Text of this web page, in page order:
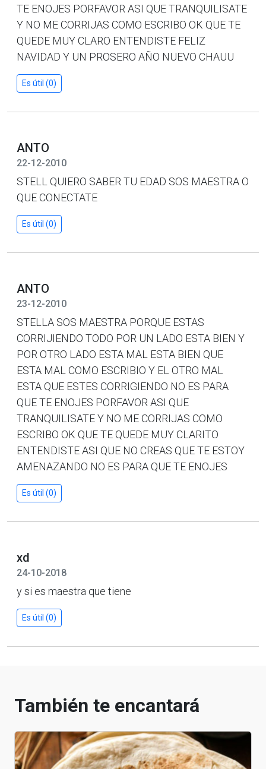
TE ENOJES PORFAVOR ASI QUE TRANQUILISATE
Y NO ME CORRIJAS COMO ESCRIBO OK QUE TE
QUEDE MUY CLARO ENTENDISTE FELIZ
NAVIDAD Y UN PROSERO AÑO NUEVO CHAUU
Es útil (0)
ANTO
22-12-2010
STELL QUIERO SABER TU EDAD SOS MAESTRA O
QUE CONECTATE
Es útil (0)
ANTO
23-12-2010
STELLA SOS MAESTRA PORQUE ESTAS
CORRIJIENDO TODO POR UN LADO ESTA BIEN Y
POR OTRO LADO ESTA MAL ESTA BIEN QUE
ESTA MAL COMO ESCRIBIO Y EL OTRO MAL
ESTA QUE ESTES CORRIGIENDO NO ES PARA
QUE TE ENOJES PORFAVOR ASI QUE
TRANQUILISATE Y NO ME CORRIJAS COMO
ESCRIBO OK QUE TE QUEDE MUY CLARITO
ENTENDISTE ASI QUE NO CREAS QUE TE ESTOY
AMENAZANDO NO ES PARA QUE TE ENOJES
Es útil (0)
xd
24-10-2018
y si es maestra que tiene
Es útil (0)
También te encantará